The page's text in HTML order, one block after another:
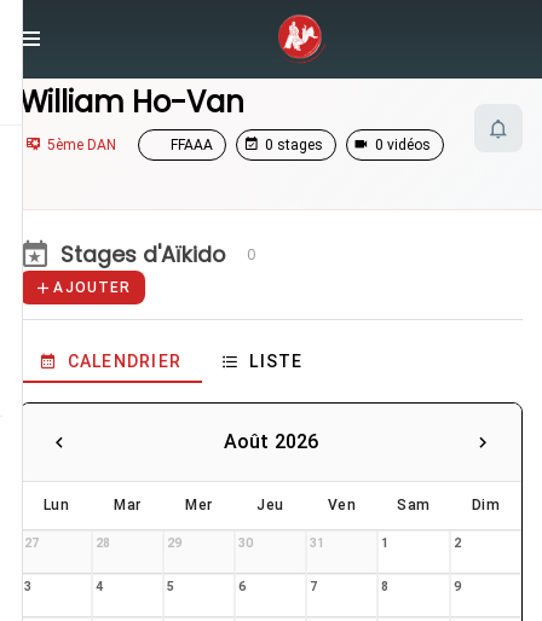
William Ho-Van
William Ho-Van
5ème DAN FFAAA 0 stages 0 vidéos
Stages d'Aïkido 0
AJOUTER
CALENDRIER LISTE
Août 2026
Lun Mar Mer Jeu Ven Sam Dim
27 28 29 30 31 1 2
3 4 5 6 7 8 9